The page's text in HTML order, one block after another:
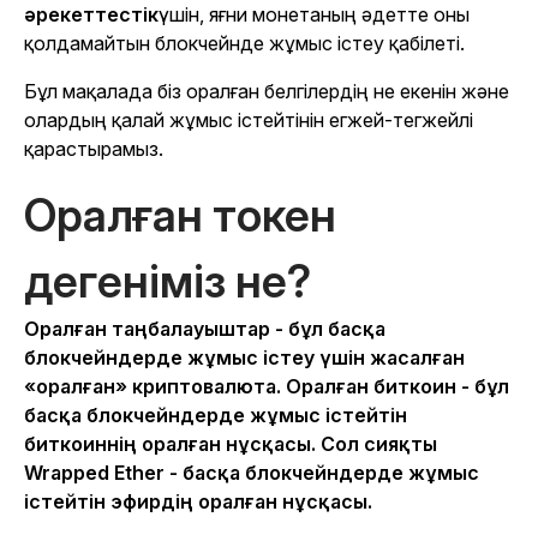
әрекеттестікүшін, яғни монетаның әдетте оны
қолдамайтын блокчейнде жұмыс істеу қабілеті.
Бұл мақалада біз оралған белгілердің не екенін және
олардың қалай жұмыс істейтінін егжей-тегжейлі
қарастырамыз.
Оралған токен
дегеніміз не?
Оралған таңбалауыштар - бұл басқа
блокчейндерде жұмыс істеу үшін жасалған
«оралған» криптовалюта. Оралған биткоин - бұл
басқа блокчейндерде жұмыс істейтін
биткоиннің оралған нұсқасы. Сол сияқты
Wrapped Ether - басқа блокчейндерде жұмыс
істейтін эфирдің оралған нұсқасы.